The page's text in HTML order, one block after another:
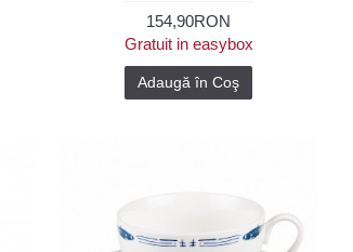
154,90RON
Gratuit in easybox
Adaugă în Coş